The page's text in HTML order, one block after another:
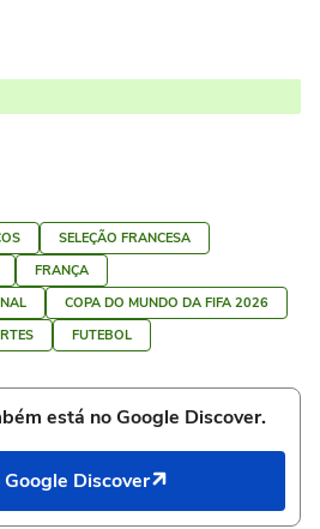
SELEÇÃO FRANCESA
FRANÇA
COPA DO MUNDO DA FIFA 2026
FUTEBOL
está no Google Discover.
Discover